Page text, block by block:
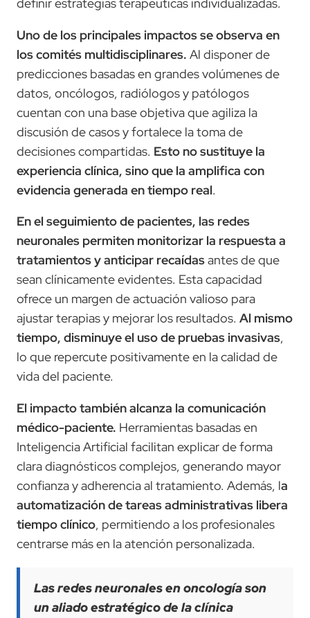
definir estrategias terapéuticas individualizadas.
Uno de los principales impactos se observa en
los comités multidisciplinares. Al disponer de
predicciones basadas en grandes volúmenes de
datos, oncólogos, radiólogos y patólogos
cuentan con una base objetiva que agiliza la
discusión de casos y fortalece la toma de
decisiones compartidas. Esto no sustituye la
experiencia clínica, sino que la amplifica con
evidencia generada en tiempo real.
En el seguimiento de pacientes, las redes
neuronales permiten monitorizar la respuesta a
tratamientos y anticipar recaídasantes de que
sean clínicamente evidentes. Esta capacidad
ofrece un margen de actuación valioso para
ajustar terapias y mejorar los resultados. Al mismo
tiempo, disminuye el uso de pruebas invasivas,
lo que repercute positivamente en la calidad de
vida del paciente.
El impacto también alcanza la comunicación
médico-paciente. Herramientas basadas en
Inteligencia Artificial facilitan explicar de forma
clara diagnósticos complejos, generando mayor
confianza y adherencia al tratamiento. Además, la
automatización de tareas administrativas libera
tiempo clínico, permitiendo a los profesionales
centrarse más en la atención personalizada.
Las redes neuronales en oncología son
un aliado estratégico de la clínica